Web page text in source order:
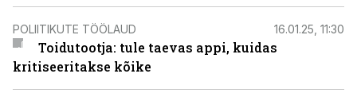
POLIITIKUTE TÖÖLAUD 16.01.25, 11:30
Toidutootja: tule taevas appi, kuidas
kritiseeritakse kõike